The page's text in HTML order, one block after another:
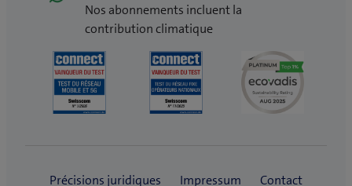
Nos abonnements incluent la
contribution climatique